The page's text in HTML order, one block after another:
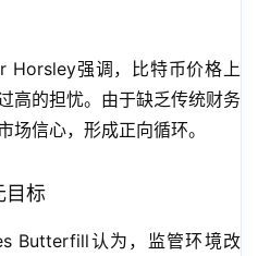
Horsley强调，比特币价格上
高的担忧。由于缺乏传统财务
场信心，形成正向循环。
目标
Butterfill认为，监管环境改